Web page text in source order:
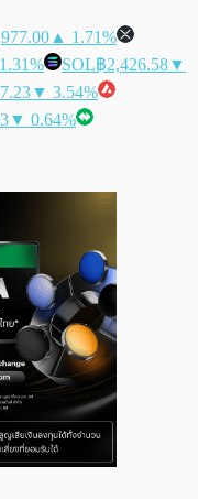
▲ 1.71%
SOL฿2,426.58▼
▼ 3.54%
▼ 0.64%